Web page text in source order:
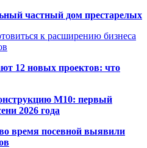
частный дом престарелых
к расширению бизнеса
12 новых проектов: что
М10: первый
2026 года
время посевной выявили